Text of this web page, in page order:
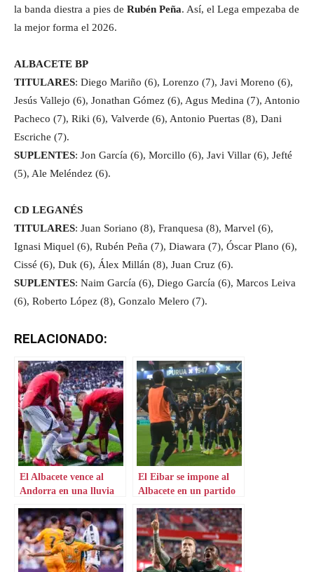
la banda diestra a pies de Rubén Peña. Así, el Lega empezaba de
la mejor forma el 2026.
ALBACETE BP
TITULARES: Diego Mariño (6), Lorenzo (7), Javi Moreno (6),
Jesús Vallejo (6), Jonathan Gómez (6), Agus Medina (7), Antonio
Pacheco (7), Riki (6), Valverde (6), Antonio Puertas (8), Dani
Escriche (7).
SUPLENTES: Jon García (6), Morcillo (6), Javi Villar (6), Jefté
(5), Ale Meléndez (6).
CD LEGANÉS
TITULARES: Juan Soriano (8), Franquesa (8), Marvel (6),
Ignasi Miquel (6), Rubén Peña (7), Diawara (7), Óscar Plano (6),
Cissé (6), Duk (6), Álex Millán (8), Juan Cruz (6).
SUPLENTES: Naim García (6), Diego García (6), Marcos Leiva
(6), Roberto López (8), Gonzalo Melero (7).
RELACIONADO:
El Albacete vence al
Andorra en una lluvia
El Eibar se impone al
Albacete en un partido